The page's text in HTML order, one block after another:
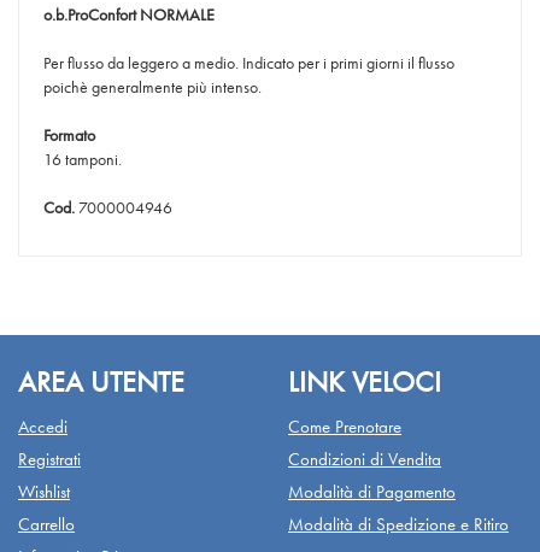
o.b.ProConfort NORMALE
Per flusso da leggero a medio. Indicato per i primi giorni il flusso
poichè generalmente più intenso.
Formato
16 tamponi.
Cod. 7000004946
AREA UTENTE
Accedi
Registrati
Wishlist
Carrello
LINK VELOCI
Come Prenotare
Condizioni di Vendita
Modalità di Pagamento
Modalità di Spedizione e Ritiro